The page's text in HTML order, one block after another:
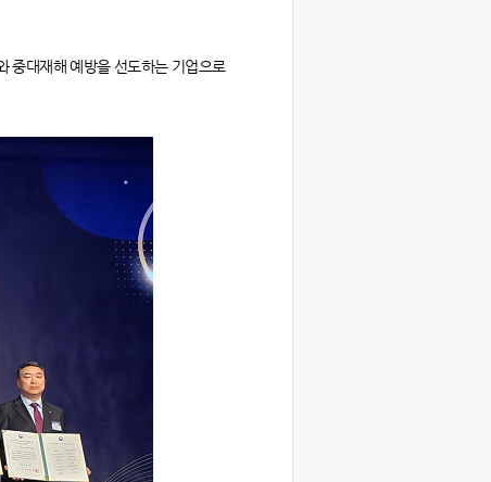
중대재해 예방을 선도하는 기업으로